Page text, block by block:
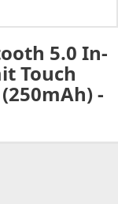
5.0 In-
Touch
-